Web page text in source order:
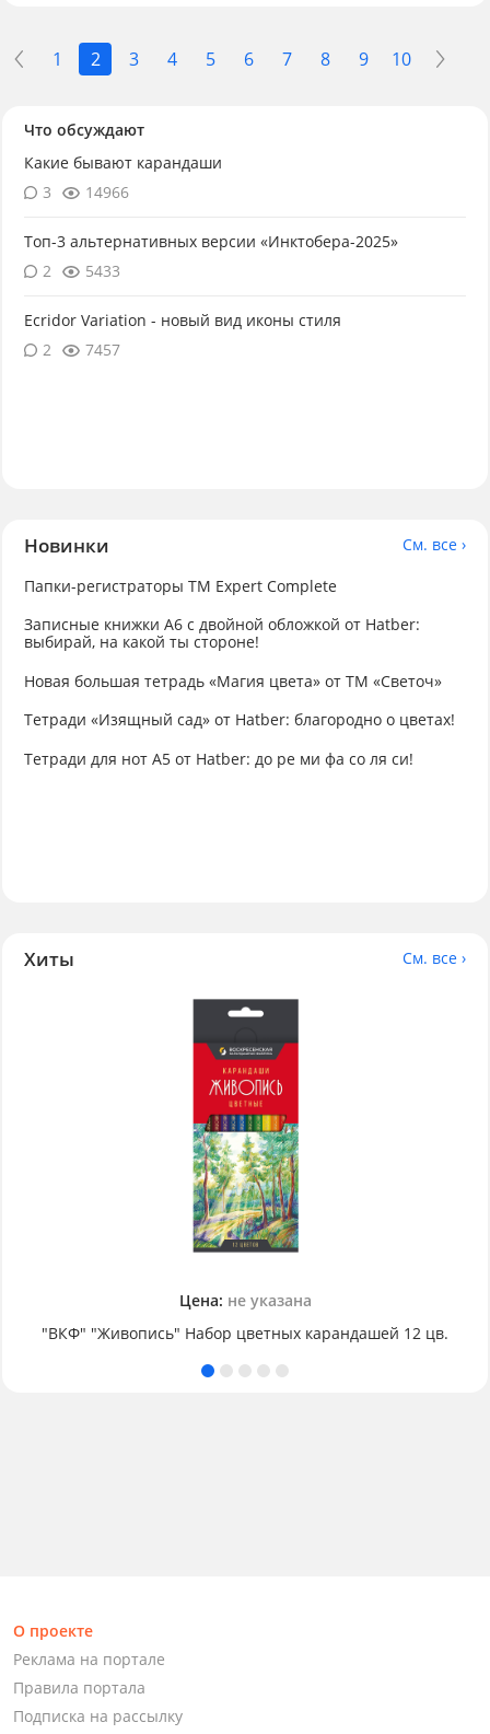
1 2 3 4 5 6 7 8 9 10
Что обсуждают
Какие бывают карандаши
3
14966
Топ-3 альтернативных версии «Инктобера-2025»
2
5433
Ecridor Variation - новый вид иконы стиля
2
7457
Новинки
См. все ›
Папки-регистраторы ТМ Expert Complete
Записные книжки А6 с двойной обложкой от Hatber:
выбирай, на какой ты стороне!
Новая большая тетрадь «Магия цвета» от ТМ «Светоч»
Тетради «Изящный сад» от Hatber: благородно о цветах!
Тетради для нот А5 от Hatber: до ре ми фа со ля си!
Хиты См. все ›
Цена: не указана
"ВКФ" "Живопись" Набор цветных карандашей 12 цв.
О проекте
Реклама на портале
Правила портала
Подписка на рассылку